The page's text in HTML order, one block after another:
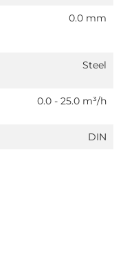
0.0 mm
Steel
0.0 - 25.0 m³/h
DIN